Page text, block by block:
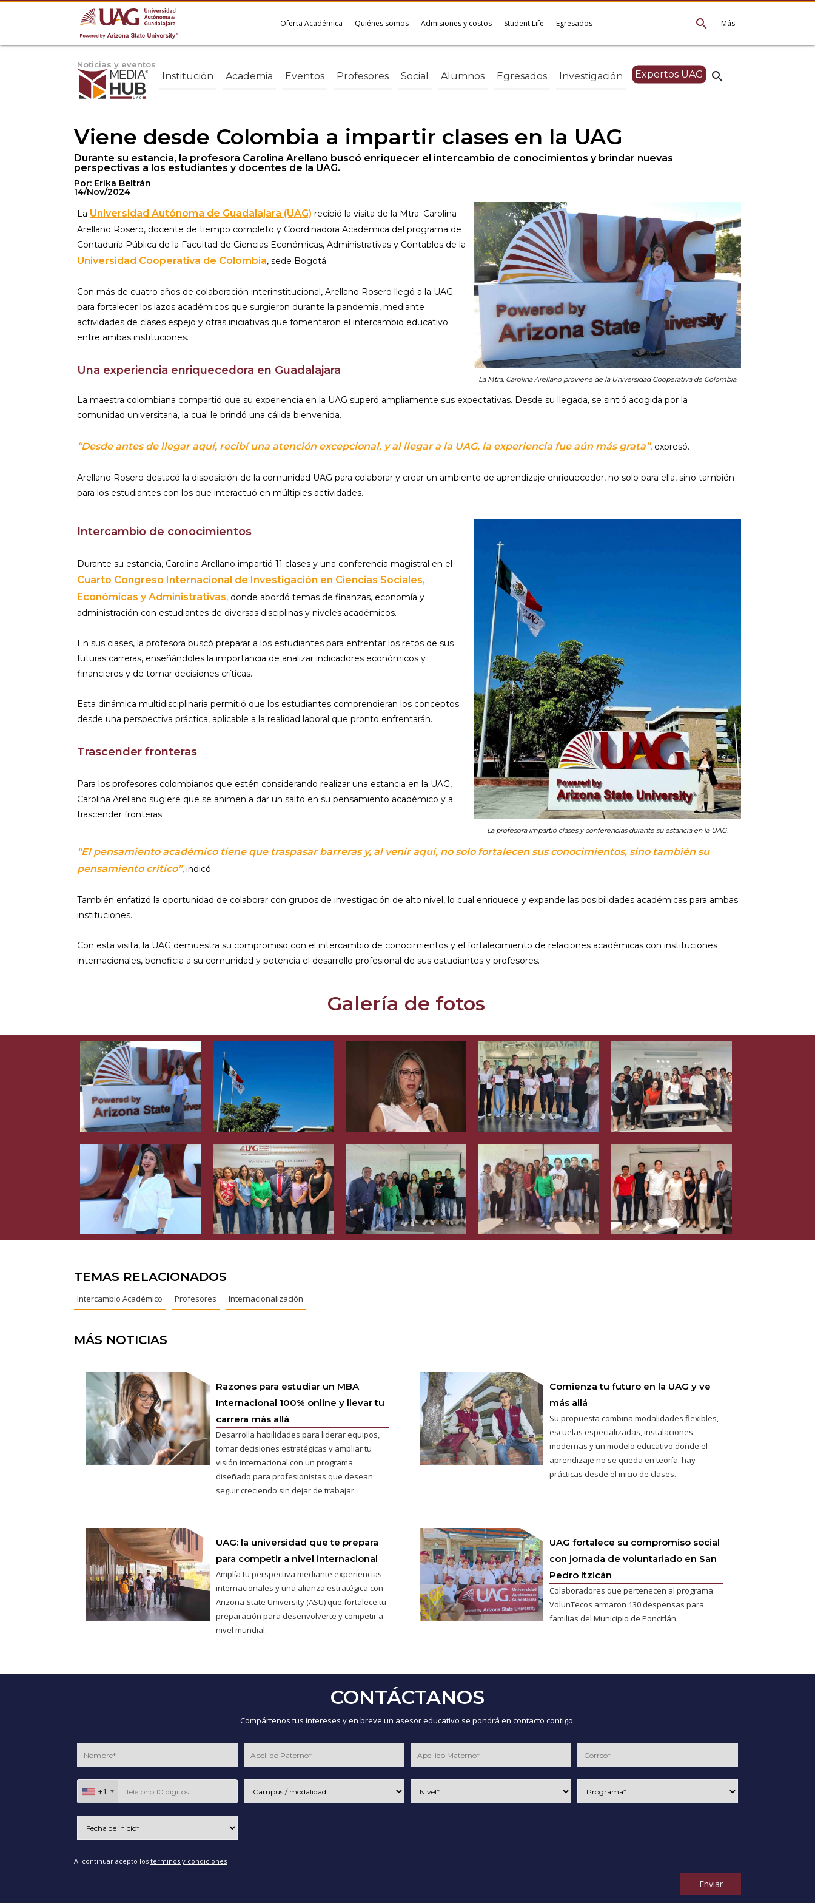
Más
search
Oferta Académica Quiénes somos Admisiones y costos Student Life Egresados
Noticias y eventos
search
Institución Academia Eventos Profesores Social Alumnos Egresados Investigación Expertos UAG
Viene desde Colombia a impartir clases en la UAG
Durante su estancia, la profesora Carolina Arellano buscó enriquecer el intercambio de conocimientos y brindar nuevas
perspectivas a los estudiantes y docentes de la UAG.
Por: Erika Beltrán
14/Nov/2024
La Universidad Autónoma de Guadalajara (UAG) recibió la visita de la Mtra. Carolina
Arellano Rosero, docente de tiempo completo y Coordinadora Académica del programa de
Contaduría Pública de la Facultad de Ciencias Económicas, Administrativas y Contables de la
Universidad Cooperativa de Colombia, sede Bogotá.
Con más de cuatro años de colaboración interinstitucional, Arellano Rosero llegó a la UAG
para fortalecer los lazos académicos que surgieron durante la pandemia, mediante
actividades de clases espejo y otras iniciativas que fomentaron el intercambio educativo
entre ambas instituciones.
Una experiencia enriquecedora en Guadalajara
La Mtra. Carolina Arellano proviene de la Universidad Cooperativa de Colombia.
La maestra colombiana compartió que su experiencia en la UAG superó ampliamente sus expectativas. Desde su llegada, se sintió acogida por la
comunidad universitaria, la cual le brindó una cálida bienvenida.
“Desde antes de llegar aquí, recibí una atención excepcional, y al llegar a la UAG, la experiencia fue aún más grata”, expresó.
Arellano Rosero destacó la disposición de la comunidad UAG para colaborar y crear un ambiente de aprendizaje enriquecedor, no solo para ella, sino también
para los estudiantes con los que interactuó en múltiples actividades.
Intercambio de conocimientos
Durante su estancia, Carolina Arellano impartió 11 clases y una conferencia magistral en el
Cuarto Congreso Internacional de Investigación en Ciencias Sociales,
Económicas y Administrativas, donde abordó temas de finanzas, economía y
administración con estudiantes de diversas disciplinas y niveles académicos.
En sus clases, la profesora buscó preparar a los estudiantes para enfrentar los retos de sus
futuras carreras, enseñándoles la importancia de analizar indicadores económicos y
financieros y de tomar decisiones críticas.
Esta dinámica multidisciplinaria permitió que los estudiantes comprendieran los conceptos
desde una perspectiva práctica, aplicable a la realidad laboral que pronto enfrentarán.
Trascender fronteras
Para los profesores colombianos que estén considerando realizar una estancia en la UAG,
Carolina Arellano sugiere que se animen a dar un salto en su pensamiento académico y a
trascender fronteras.
La profesora impartió clases y conferencias durante su estancia en la UAG.
“El pensamiento académico tiene que traspasar barreras y, al venir aquí, no solo fortalecen sus conocimientos, sino también su
pensamiento crítico”, indicó.
También enfatizó la oportunidad de colaborar con grupos de investigación de alto nivel, lo cual enriquece y expande las posibilidades académicas para ambas
instituciones.
Con esta visita, la UAG demuestra su compromiso con el intercambio de conocimientos y el fortalecimiento de relaciones académicas con instituciones
internacionales, beneficia a su comunidad y potencia el desarrollo profesional de sus estudiantes y profesores.
Galería de fotos
TEMAS RELACIONADOS
Intercambio Académico Profesores Internacionalización
MÁS NOTICIAS
Razones para estudiar un MBA
Internacional 100% online y llevar tu
carrera más allá
Desarrolla habilidades para liderar equipos,
tomar decisiones estratégicas y ampliar tu
visión internacional con un programa
diseñado para profesionistas que desean
seguir creciendo sin dejar de trabajar.
Comienza tu futuro en la UAG y ve
más allá
Su propuesta combina modalidades flexibles,
escuelas especializadas, instalaciones
modernas y un modelo educativo donde el
aprendizaje no se queda en teoría: hay
prácticas desde el inicio de clases.
UAG: la universidad que te prepara
para competir a nivel internacional
Amplía tu perspectiva mediante experiencias
internacionales y una alianza estratégica con
Arizona State University (ASU) que fortalece tu
preparación para desenvolverte y competir a
nivel mundial.
UAG fortalece su compromiso social
con jornada de voluntariado en San
Pedro Itzicán
Colaboradores que pertenecen al programa
VolunTecos armaron 130 despensas para
familias del Municipio de Poncitlán.
CONTÁCTANOS
Compártenos tus intereses y en breve un asesor educativo se pondrá en contacto contigo.
+1
Al continuar acepto los términos y condiciones
Enviar